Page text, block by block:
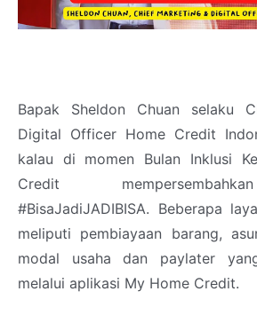
Bapak Sheldon Chuan selaku
Digital Officer Home Credit
kalau di momen Bulan Inklusi
Credit
#BisaJadiJADIBISA. Beberapa
meliputi pembiayaan barang,
modal usaha dan paylater
melalui aplikasi My Home Credit.